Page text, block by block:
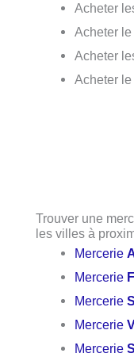
Acheter
Acheter
Acheter
Acheter
Trouver une
les villes à
Mercerie
Mercerie
Mercerie
Mercerie
Mercerie